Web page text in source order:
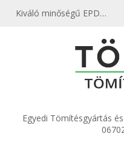
Kiváló minőségű EPDM gumilemez 1400x1000x2mm kedvező áron, egyenest a gyártótól, rendeld meg most és csatlakozz a több ezer elégedett vásárlóhoz.
Egyedi Tömítésgyártás